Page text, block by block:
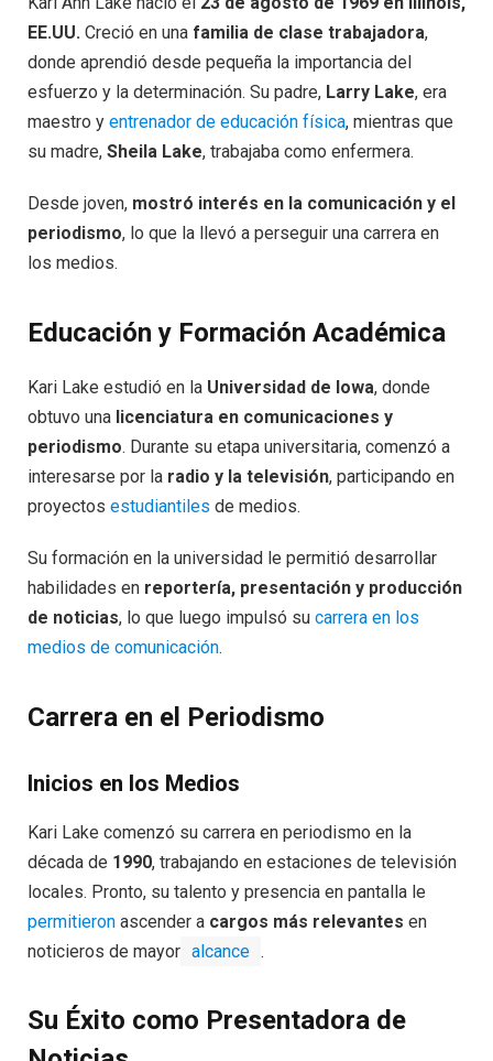
EE.UU. Creció en una familia de clase trabajadora,
donde aprendió desde pequeña la importancia del
esfuerzo y la determinación. Su padre, Larry Lake, era
maestro y entrenador de educación física, mientras que
su madre, Sheila Lake, trabajaba como enfermera.
Desde joven, mostró interés en la comunicación y el
periodismo, lo que la llevó a perseguir una carrera en
los medios.
Educación y Formación Académica
Kari Lake estudió en la Universidad de Iowa, donde
obtuvo una licenciatura en comunicaciones y
periodismo. Durante su etapa universitaria, comenzó a
interesarse por la radio y la televisión, participando en
proyectos estudiantiles de medios.
Su formación en la universidad le permitió desarrollar
habilidades en reportería, presentación y producción
de noticias, lo que luego impulsó su carrera en los
medios de comunicación.
Carrera en el Periodismo
Inicios en los Medios
Kari Lake comenzó su carrera en periodismo en la
década de 1990, trabajando en estaciones de televisión
locales. Pronto, su talento y presencia en pantalla le
permitieron ascender a cargos más relevantes en
noticieros de mayor alcance .
Su Éxito como Presentadora de